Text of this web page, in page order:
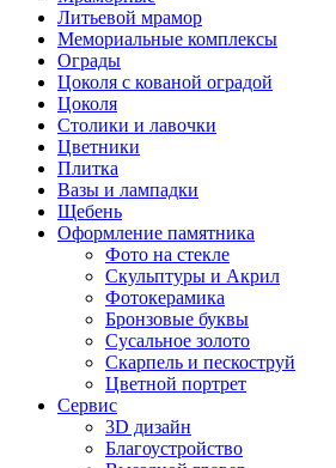
Литьевой мрамор
Мемориальные комплексы
Ограды
Цоколя с кованой оградой
Цоколя
Столики и лавочки
Цветники
Плитка
Вазы и лампадки
Щебень
Оформление памятника
Фото на стекле
Скульптуры и Акрил
Фотокерамика
Бронзовые буквы
Сусальное золото
Скарпель и пескоструй
Цветной портрет
Сервис
3D дизайн
Благоустройство